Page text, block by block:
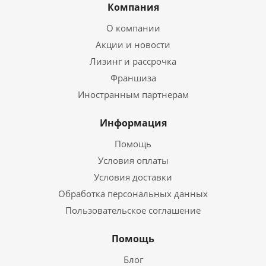
Компания
О компании
Акции и новости
Лизинг и рассрочка
Франшиза
Иностранным партнерам
Информация
Помощь
Условия оплаты
Условия доставки
Обработка персональных данных
Пользовательское соглашение
Помощь
Блог